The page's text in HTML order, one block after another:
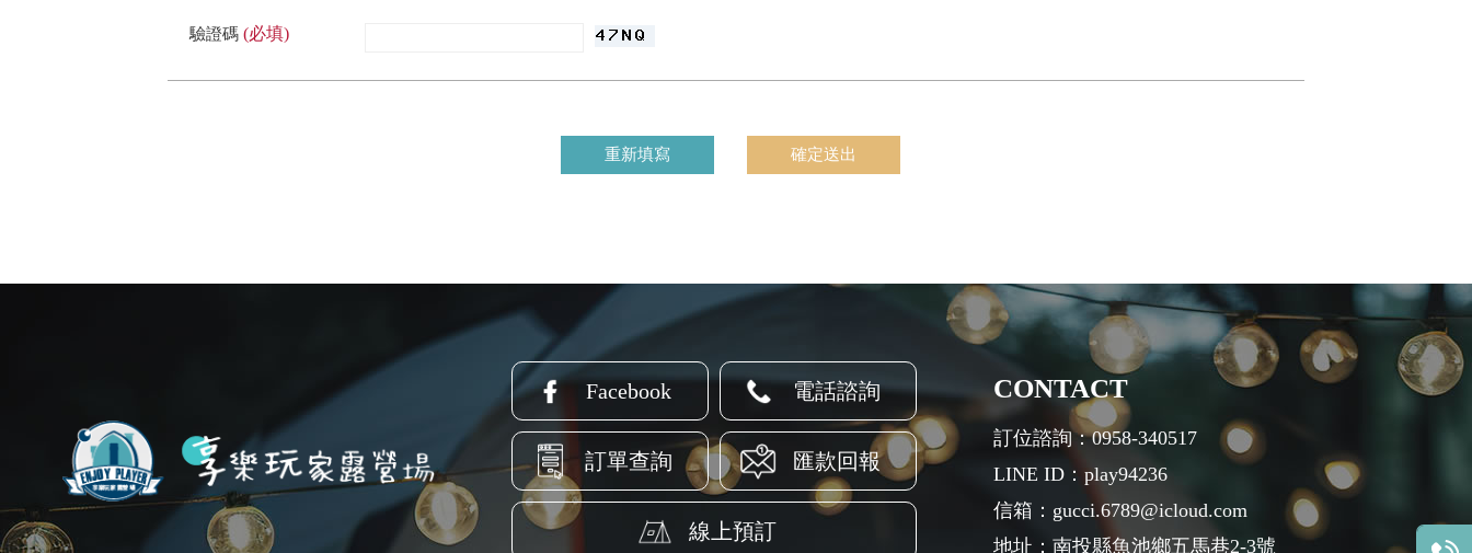
驗證碼 (必填)
Facebook 電話諮詢
訂單查詢 匯款回報
線上預訂
CONTACT
訂位諮詢：0958-340517
LINE ID：play94236
信箱：gucci.6789@icloud.com
地址：南投縣魚池鄉五馬巷2-3號